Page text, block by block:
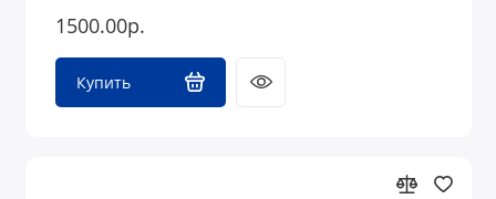
1500.00р.
Купить